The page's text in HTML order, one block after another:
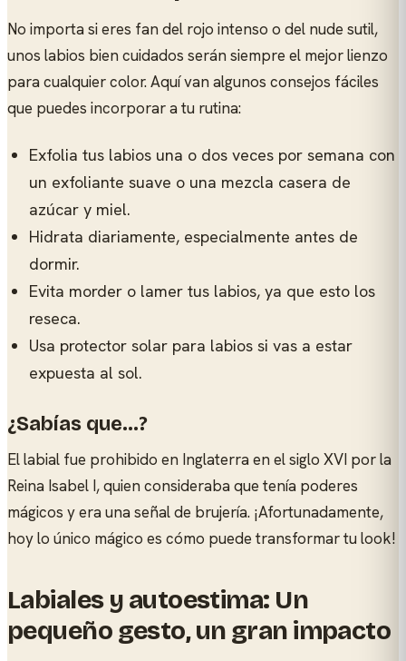
No importa si eres fan del rojo intenso o del nude sutil,
unos labios bien cuidados serán siempre el mejor lienzo
para cualquier color. Aquí van algunos consejos fáciles
que puedes incorporar a tu rutina:
Exfolia tus labios una o dos veces por semana con
un exfoliante suave o una mezcla casera de
azúcar y miel.
Hidrata diariamente, especialmente antes de
dormir.
Evita morder o lamer tus labios, ya que esto los
reseca.
Usa protector solar para labios si vas a estar
expuesta al sol.
¿Sabías que…?
El labial fue prohibido en Inglaterra en el siglo XVI por la
Reina Isabel I, quien consideraba que tenía poderes
mágicos y era una señal de brujería. ¡Afortunadamente,
hoy lo único mágico es cómo puede transformar tu look!
Labiales y autoestima: Un
pequeño gesto, un gran impacto